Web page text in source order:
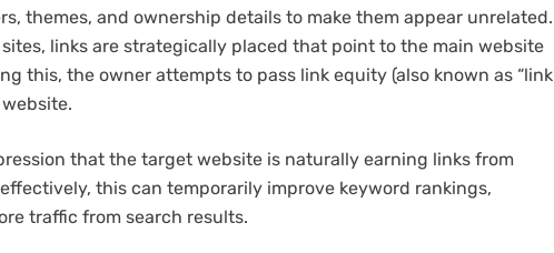
themes, and ownership details to make them appear unrelated.
links are strategically placed that point to the main website
this, the owner attempts to pass link equity (also known as “link
that the target website is naturally earning links from
this can temporarily improve keyword rankings,
traffic from search results.